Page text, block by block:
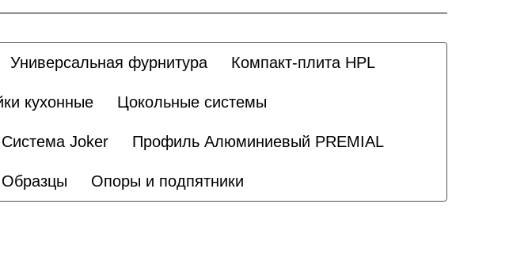
Универсальная фурнитура Компакт-плита HPL
кухонные Цокольные системы
Система Joker Профиль Алюминиевый PREMIAL
Опоры и подпятники